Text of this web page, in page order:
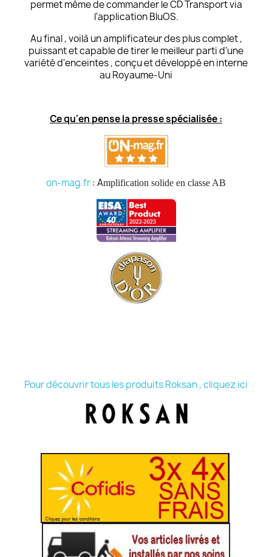
permet même de commander le CD Transport via
l'application BluOS.
Au final , voilà un amplificateur des plus complet ,
puissant et capable de tirer le meilleur parti d'une
variété d'enceintes , conçu et développé en interne
au Royaume-Uni
Ce qu'en pense la presse spécialisée :
on-mag.fr: Amplification solide en classe AB
Pour découvrir tous les produits Roksan , cliquez ici